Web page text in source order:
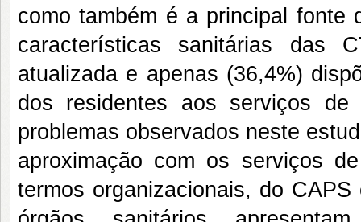
como também é a principal fonte
características sanitárias das
atualizada e apenas (36,4%)
dos residentes aos serviços
problemas observados neste
aproximação com os serviços
termos organizacionais, do